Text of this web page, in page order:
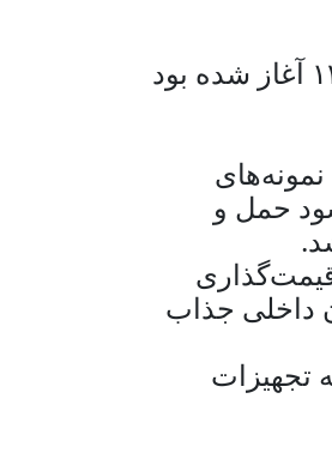
پروژه تولید ویلچر که در تاریخ ۱۴۰۴/۵/۲۰ آغاز شده بود
حمل و
داخلی جذاب
تجهیزات